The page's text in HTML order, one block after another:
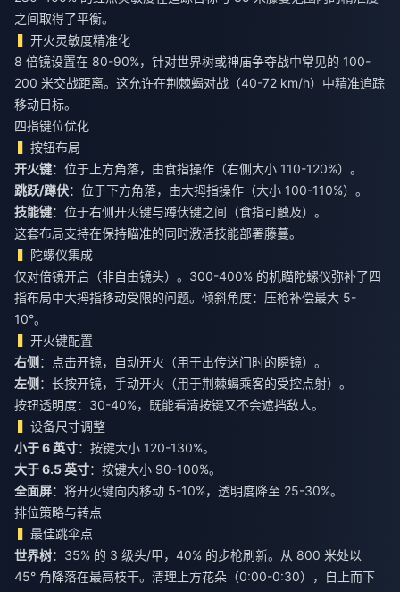
之间取得了平衡。
开火灵敏度精准化
8 倍镜设置在 80-90%，针对世界树或神庙争夺战中常见的 100-
200 米交战距离。这允许在荆棘蝎对战（40-72 km/h）中精准追踪
移动目标。
四指键位优化
按钮布局
开火键：位于上方角落，由食指操作（右侧大小 110-120%）。
跳跃/蹲伏：位于下方角落，由大拇指操作（大小 100-110%）。
技能键：位于右侧开火键与蹲伏键之间（食指可触及）。
这套布局支持在保持瞄准的同时激活技能部署藤蔓。
陀螺仪集成
仅对倍镜开启（非自由镜头）。300-400% 的机瞄陀螺仪弥补了四
指布局中大拇指移动受限的问题。倾斜角度：压枪补偿最大 5-
10°。
开火键配置
右侧 ：点击开镜，自动开火（用于出传送门时的瞬镜）。
左侧 ：长按开镜，手动开火（用于荆棘蝎乘客的受控点射）。
按钮透明度：30-40%，既能看清按键又不会遮挡敌人。
设备尺寸调整
小于 6 英寸：按键大小 120-130%。
大于 6.5 英寸：按键大小 90-100%。
全面屏：将开火键向内移动 5-10%，透明度降至 25-30%。
排位策略与转点
最佳跳伞点
世界树：35% 的 3 级头/甲，40% 的步枪刷新。从 800 米处以
45° 角降落在最高枝干。清理上方花朵（0:00-0:30），自上而下